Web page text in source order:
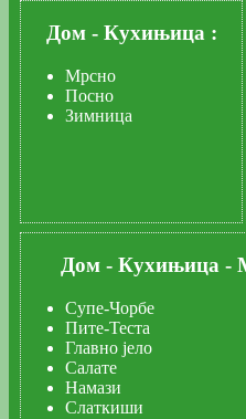
Дом - Кухињица :
Мрсно
Посно
Зимница
Дом - Кухињица -
Супе-Чорбе
Пите-Теста
Главно јело
Салате
Намази
Слаткиши